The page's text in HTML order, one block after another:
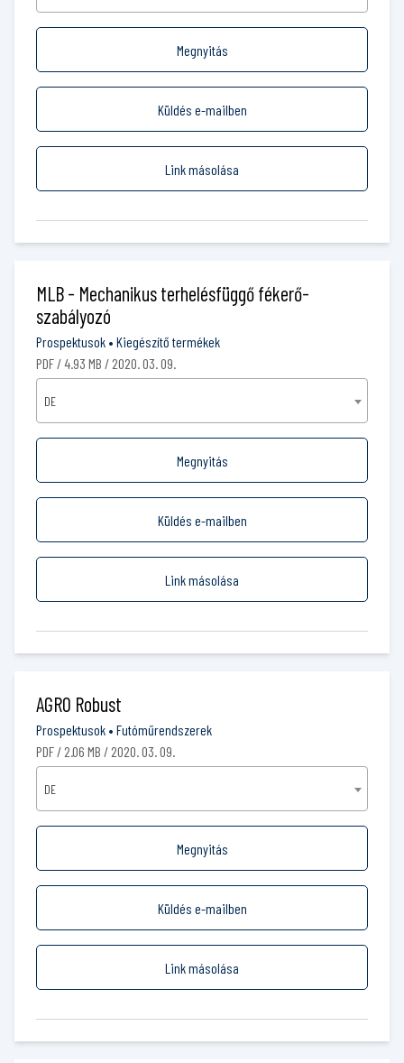
Megnyitás
Küldés e-mailben
Link másolása
MLB - Mechanikus terhelésfüggő fékerő-
szabályozó
Prospektusok • Kiegészítő termékek
PDF / 4.93 MB / 2020. 03. 09.
DE
Megnyitás
Küldés e-mailben
Link másolása
AGRO Robust
Prospektusok • Futóműrendszerek
PDF / 2.06 MB / 2020. 03. 09.
DE
Megnyitás
Küldés e-mailben
Link másolása